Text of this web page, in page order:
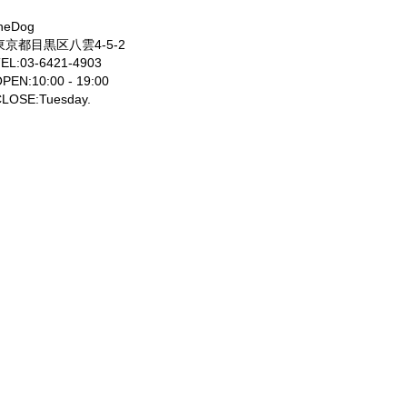
京都目黒区八雲4-5-2
6421-4903
- 19:00